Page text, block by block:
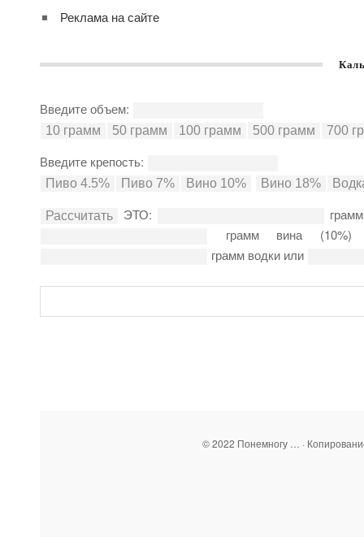
Реклама на сайте
Введите объем:
Введите крепость:
ЭТО:
грамм вина
грамм водки или
© 2022 Понемногу … ·